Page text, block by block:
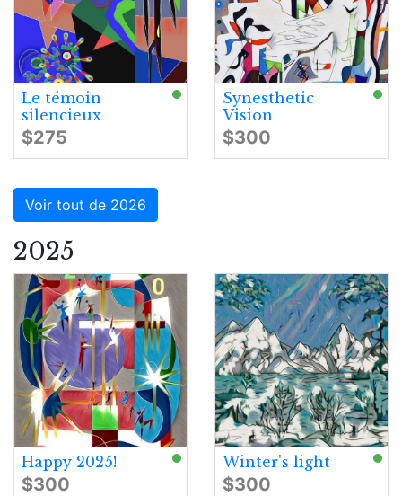
Le témoin
silencieux
$275
Synesthetic
Vision
$300
Voir tout de 2026
2025
Happy 2025!
$300
Winter's light
$300